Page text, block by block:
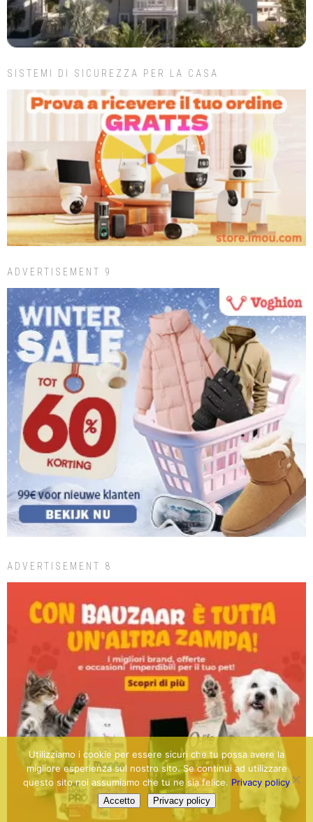
SISTEMI DI SICUREZZA PER LA CASA
ADVERTISEMENT 9
ADVERTISEMENT 8
Utilizziamo i cookie per essere sicuri che tu possa avere la
migliore esperienza sul nostro sito. Se continui ad utilizzare
questo sito noi assumiamo che tu ne sia felice. Privacy policy
Accetto Privacy policy